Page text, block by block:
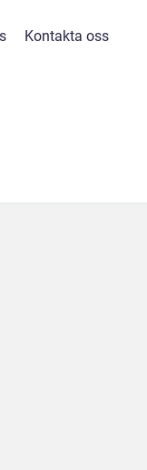
Kontakta oss